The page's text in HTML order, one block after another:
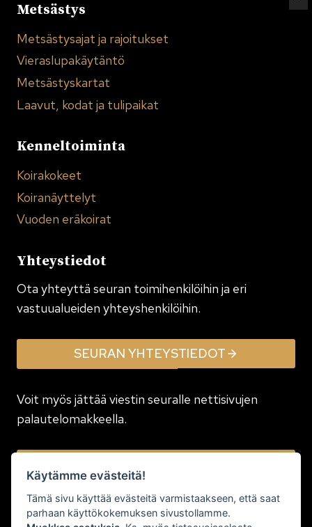
Metsästys
Metsästysajat ja rajoitukset
Vieraslupakäytäntö
Metsästyskartat
Laavut, kodat ja tulipaikat
Kenneltoiminta
Koirakokeet
Koiranäyttelyt
Vuoden eräkoirat
Yhteystiedot
Ota yhteyttä seuran toimi­henkilöihin ja eri
vastuualueiden yhteyshenkilöihin.
SEURAN YHTEYSTIEDOT
Voit myös jättää viestin seuralle nettisivujen
palautelomakkeella.
Käytämme evästeitä!
Tämä sivu käyttää evästeitä varmistaakseen, että saat
parhaan käyttökokemuksen sivustollamme.